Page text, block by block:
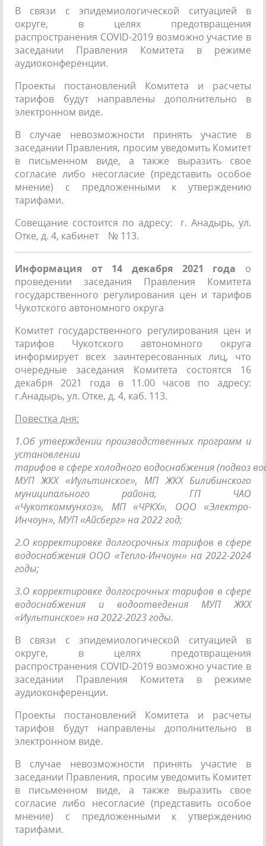
В связи с эпидемиологической ситуацией в
округе, в целях предотвращения
распространения COVID-2019 возможно участие в
заседании Правления Комитета в режиме
аудиоконференции.
Проекты постановлений Комитета и расчеты
тарифов будут направлены дополнительно в
электронном виде.
В случае невозможности принять участие в
заседании Правления, просим уведомить Комитет
в письменном виде, а также выразить свое
согласие либо несогласие (представить особое
мнение) с предложенными к утверждению
тарифами.
Совещание состоится по адресу: г. Анадырь, ул.
Отке, д. 4, кабинет № 113.
Информация от 14 декабря 2021 года о
проведении заседания Правления Комитета
государственного регулирования цен и тарифов
Чукотского автономного округа
Комитет государственного регулирования цен и
тарифов Чукотского автономного округа
информирует всех заинтересованных лиц, что
очередные заседания Комитета состоятся 16
декабря 2021 года в 11.00 часов по адресу:
г.Анадырь, ул. Отке, д. 4, каб. 113.
Повестка дня:
1.Об утверждении производственных программ и
установлении
тарифов в сфере холодного водоснабжения (подвоз
МУП ЖКХ «Иультинское», МП ЖКХ Билибинского
муниципального района, ГП ЧАО
«Чукоткоммунхоз», МП «ЧРКХ», ООО «Электро-
Инчоун», МУП «Айсберг» на 2022 год;
2.О корректировке долгосрочных тарифов в сфере
водоснабжения ООО «Тепло-Инчоун» на 2022-2024
годы;
3.О корректировке долгосрочных тарифов в сфере
водоснабжения и водоотведения МУП ЖКХ
«Иультинское» на 2022-2023 годы.
В связи с эпидемиологической ситуацией в
округе, в целях предотвращения
распространения COVID-2019 возможно участие в
заседании Правления Комитета в режиме
аудиоконференции.
Проекты постановлений Комитета и расчеты
тарифов будут направлены дополнительно в
электронном виде.
В случае невозможности принять участие в
заседании Правления, просим уведомить Комитет
в письменном виде, а также выразить свое
согласие либо несогласие (представить особое
мнение) с предложенными к утверждению
тарифами.